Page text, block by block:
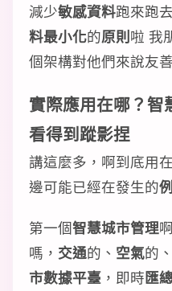
減少敏感資料跑來跑
料最小化的原則啦 我
個架構對他們來說友
實際應用在哪？智
看得到蹤影捏
講這麼多，啊到底用
邊可能已經在發生的
第一個智慧城市管理
嗎， 交通的、 空氣的、
市數據平臺 ，即時匯